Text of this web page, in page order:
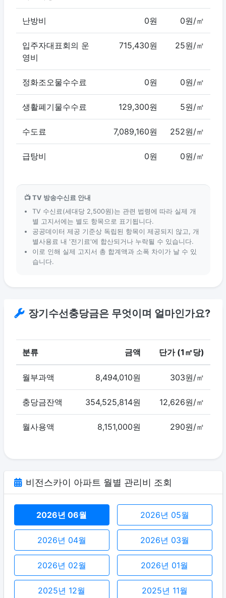
난방비 0원 0원/㎡
입주자대표회의 운
영비
715,430원 25원/㎡
정화조오물수수료 0원 0원/㎡
생활폐기물수수료 129,300원 5원/㎡
수도료 7,089,160원 252원/㎡
급탕비 0원 0원/㎡
📺 TV 방송수신료 안내
TV 수신료(세대당 2,500원)는 관련 법령에 따라 실제 개
별 고지서에는 별도 항목으로 표기됩니다.
공공데이터 제공 기준상 독립된 항목이 제공되지 않고, 개
별사용료 내 '전기료'에 합산되거나 누락될 수 있습니다.
이로 인해 실제 고지서 총 합계액과 소폭 차이가 날 수 있
습니다.
장기수선충당금은 무엇이며 얼마인가요?
분류 금액 단가 (1㎡당)
월부과액 8,494,010원 303원/㎡
충당금잔액 354,525,814원 12,626원/㎡
월사용액 8,151,000원 290원/㎡
비전스카이 아파트 월별 관리비 조회
2026년 06월 2026년 05월
2026년 04월 2026년 03월
2026년 02월 2026년 01월
2025년 12월 2025년 11월